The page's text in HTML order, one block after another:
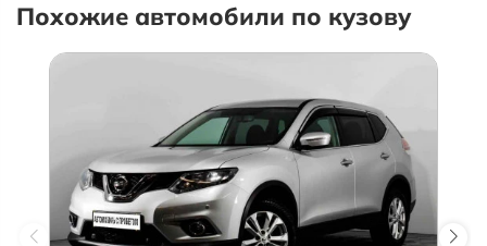
Похожие автомобили по кузову